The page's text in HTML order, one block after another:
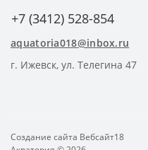
+7 (3412) 528-854
aquatoria018@inbox.ru
г. Ижевск, ул. Телегина 47
Создание сайта Вебсайт18